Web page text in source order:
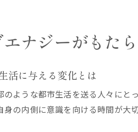
エナジーがもた
活に与える変化とは
のような都市生活を送る人々に
身の内側に意識を向ける時間が大